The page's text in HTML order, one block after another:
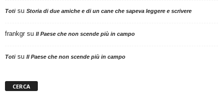
Totisu Storia di due amiche e di un cane che sapeva leggere e scrivere
frankgr su Il Paese che non scende più in campo
Totisu Il Paese che non scende più in campo
CERCA